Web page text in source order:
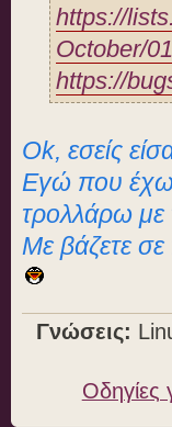
https://
October/
https://
Ok, εσείς
Εγώ που έχω
τρολλάρω με
Με βάζετε
Γνώσεις:
Οδηγίες